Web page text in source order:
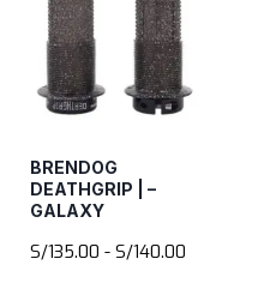
BRENDOG
DEATHGRIP | –
GALAXY
S/135.00 - S/140.00Rango